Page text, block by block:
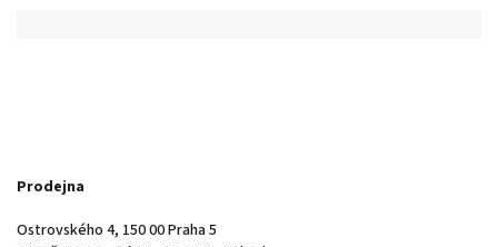
Prodejna
Ostrovského 4, 150 00 Praha 5